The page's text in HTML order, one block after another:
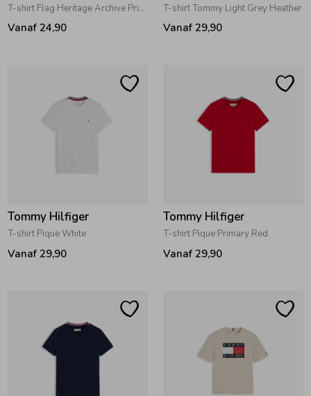
Ondergoed
Zomeraccessoires
Winteraccessoires
T-shirt Flag Heritage Archive Primary Red
Vanaf 24,90
T-shirt Tommy Light Grey Heather
Vanaf 29,90
Tommy Hilfiger
T-shirt Pique White
Vanaf 29,90
Tommy Hilfiger
T-shirt Pique Primary Red
Vanaf 29,90